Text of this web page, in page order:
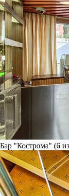
Бар "Кострома" (6